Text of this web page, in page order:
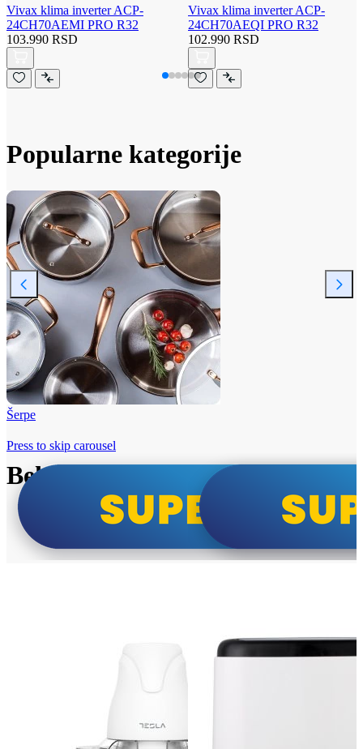
Vivax klima inverter ACP-
24CH70AEMI PRO R32
103.990 RSD
Vivax klima inverter ACP-
24CH70AEQI PRO R32
102.990 RSD
Popularne kategorije
Šerpe
Beko i Tesla super cene
Press to skip carousel